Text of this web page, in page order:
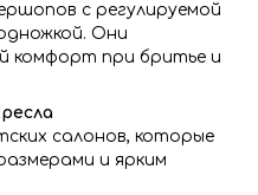
с регулируемой
Они
комфорт при бритье и
салонов, которые
и ярким